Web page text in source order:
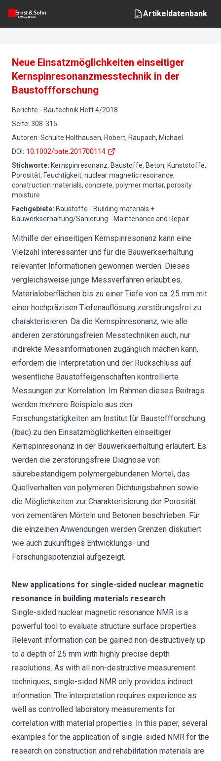
Artikeldatenbank
Neue Einsatzmöglichkeiten einseitiger
Kernspinresonanzmesstechnik in der
Baustoffforschung
Berichte - Bautechnik Heft4/2018
Seite: 308-315
Autoren: Schulte Holthausen, Robert, Raupach, Michael
DOI : 10.1002/bate.201700114
Stichworte: Kernspinresonanz, Baustoffe, Beton, Kunststoffe,
Porosität, Feuchtigkeit, nuclear magnetic resonance,
construction materials, concrete, polymer mortar, porosity
moisture
Fachgebiete: Baustoffe - Building materials +
Bauwerkserhaltung/Sanierung - Maintenance and Repair
Mithilfe der einseitigen Kernspinresonanz kann eine
Vielzahl interessanter und für die Bauwerkserhaltung
relevanter Informationen gewonnen werden. Dieses
vergleichsweise junge Messverfahren erlaubt es,
Materialoberflächen bis zu einer Tiefe von ca. 25 mm mit
einer hochpräzisen Tiefenauflösung zerstörungsfrei zu
charakterisieren. Da die Kernspinresonanz, wie alle
anderen zerstörungsfreien Messtechniken auch, nur
indirekte Messinformationen zugänglich machen kann,
erfordern die Interpretation und der Rückschluss auf
wesentliche Baustoffeigenschaften kontrollierte
Messungen zur Korrelation. Im Rahmen dieses Beitrags
werden mehrere Beispiele aus den
Forschungstätigkeiten am Institut für Baustoffforschung
(ibac) zu den Einsatzmöglichkeiten einseitiger
Kernspinresonanz in der Bauwerkserhaltung erläutert. Es
werden die zerstörungsfreie Diagnose von
säurebeständigem polymergebundenen Mörtel, das
Quellverhalten von polymeren Dichtungsbahnen sowie
die Möglichkeiten zur Charakterisierung der Porosität
von zementären Mörteln und Betonen beschrieben. Für
die einzelnen Anwendungen werden Grenzen diskutiert
wie auch zukünftiges Entwicklungs- und
Forschungspotenzial aufgezeigt.
New applications for single-sided nuclear magnetic
resonance in building materials research
Single-sided nuclear magnetic resonance NMR is a
powerful tool to evaluate structure surface properties.
Relevant information can be gained non-destructively up
to a depth of 25 mm with highly precise depth
resolutions. As with all non-destructive measurement
techniques, single-sided NMR only provides indirect
information. The interpretation requires experience as
well as controlled laboratory measurements for
correlation with material properties. In this paper, several
examples for the application of single-sided NMR for the
research on construction and rehabilitation materials are